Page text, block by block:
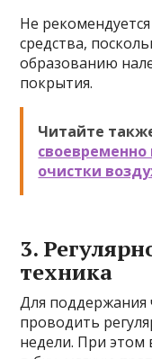
Не
средства,
образованию
покрытия.
Читайте
очистки
3.
техника
Для поддержания
проводить
недели. При этом